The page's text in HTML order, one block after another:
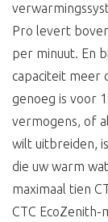
Pro levert
per minuut. En
capaciteit meer
genoeg is voor
vermogens, of
wilt uitbreiden,
die uw warm
maximaal tien
CTC EcoZenith-